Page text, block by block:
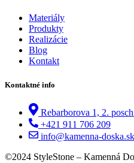
Materiály
Produkty
Realizácie
Blog
Kontakt
Kontaktné info
Rebarborova 1, 2.
+421 911 706 209
info@kamenna-doska.sk
©2024 StyleStone – Kamenná